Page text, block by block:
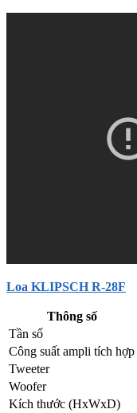
Loa KLIPSCH R-28F
Thông số
Tần số
Công suất ampli tích hợp
Tweeter
Woofer
Kích thước (HxWxD)